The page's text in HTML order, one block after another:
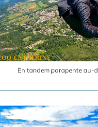
En tandem parapente au-